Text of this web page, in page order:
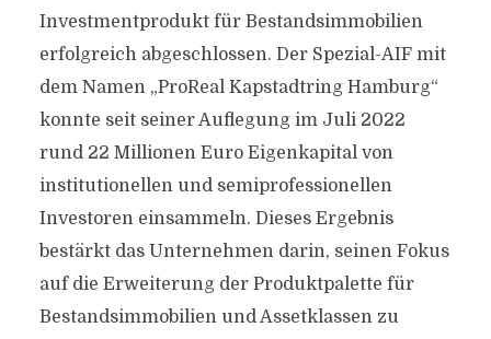
Investmentprodukt für Bestandsimmobilien
erfolgreich abgeschlossen. Der Spezial-AIF mit
dem Namen „ProReal Kapstadtring Hamburg“
konnte seit seiner Auflegung im Juli 2022
rund 22 Millionen Euro Eigenkapital von
institutionellen und semiprofessionellen
Investoren einsammeln. Dieses Ergebnis
bestärkt das Unternehmen darin, seinen Fokus
auf die Erweiterung der Produktpalette für
Bestandsimmobilien und Assetklassen zu